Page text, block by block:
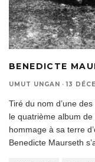
BENEDICTE
UMUT UNGAN · 13
Tiré du nom d’une
le quatrième album
hommage à sa terre
Benedicte Maurseth